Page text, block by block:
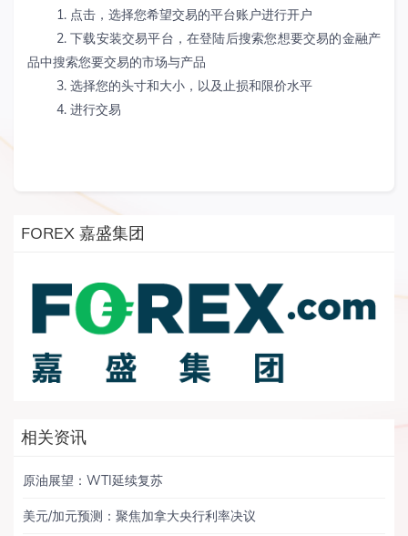
1. 点击，选择您希望交易的平台账户进行开户
2. 下载安装交易平台，在登陆后搜索您想要交易的金融产
品中搜索您要交易的市场与产品
3. 选择您的头寸和大小，以及止损和限价水平
4. 进行交易
FOREX 嘉盛集团
相关资讯
原油展望：WTI延续复苏
美元/加元预测：聚焦加拿大央行利率决议